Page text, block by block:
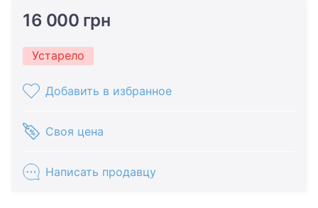
16 000 грн
Устарело
Добавить в избранное
Своя цена
Написать продавцу